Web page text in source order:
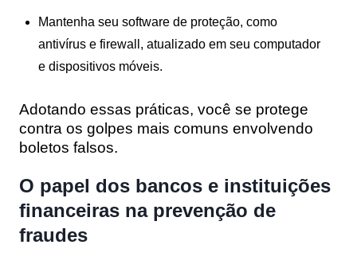
Mantenha seu software de proteção, como
antivírus e firewall, atualizado em seu computador
e dispositivos móveis.
Adotando essas práticas, você se protege
contra os golpes mais comuns envolvendo
boletos falsos.
O papel dos bancos e instituições
financeiras na prevenção de
fraudes